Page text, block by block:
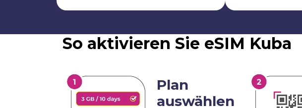
So aktivieren Sie eSIM Kuba
Plan
auswählen